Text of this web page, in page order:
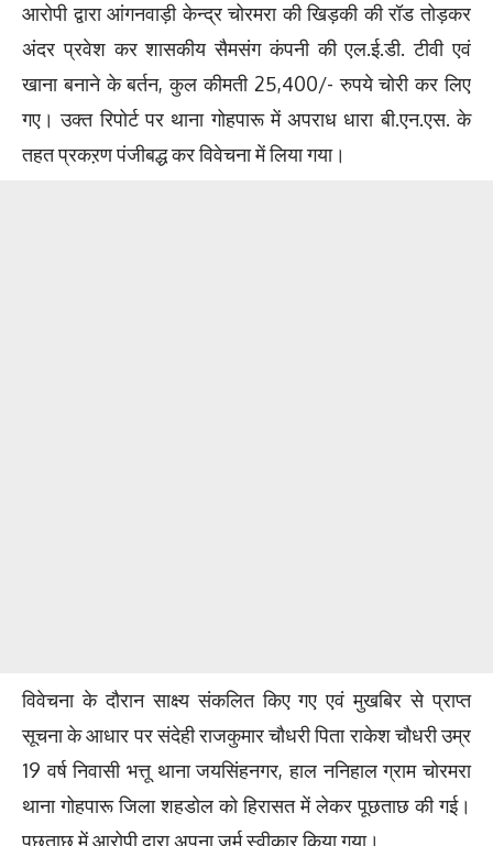
आरोपी द्वारा आंगनवाड़ी केन्द्र चोरमरा की खिड़की की रॉड तोड़कर
अंदर प्रवेश कर शासकीय सैमसंग कंपनी की एल.ई.डी. टीवी एवं
खाना बनाने के बर्तन, कुल कीमती 25,400/- रुपये चोरी कर लिए
गए। उक्त रिपोर्ट पर थाना गोहपारू में अपराध धारा बी.एन.एस. के
तहत प्रकऱण पंजीबद्ध कर विवेचना में लिया गया।
विवेचना के दौरान साक्ष्य संकलित किए गए एवं मुखबिर से प्राप्त
सूचना के आधार पर संदेही राजकुमार चौधरी पिता राकेश चौधरी उम्र
19 वर्ष निवासी भत्तू थाना जयसिंहनगर, हाल ननिहाल ग्राम चोरमरा
थाना गोहपारू जिला शहडोल को हिरासत में लेकर पूछताछ की गई।
पूछताछ में आरोपी द्वारा अपना जुर्म स्वीकार किया गया।